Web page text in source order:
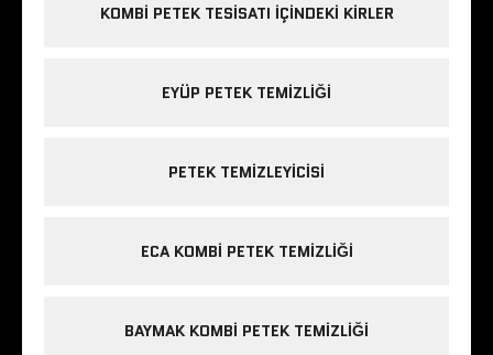
KOMBI PETEK TESISATI IÇINDEKI KIRLER
EYÜP PETEK TEMIZLIĞI
PETEK TEMIZLEYICISI
ECA KOMBI PETEK TEMIZLIĞI
BAYMAK KOMBI PETEK TEMIZLIĞI